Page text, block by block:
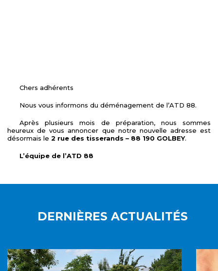
Chers adhérents
Nous vous informons du déménagement de l’ATD 88.
Après plusieurs mois de préparation, nous sommes
heureux de vous annoncer que notre nouvelle adresse est
désormais le 2 rue des tisserands – 88 190 GOLBEY.
L’équipe de l’ATD 88
DERNIÈRES ACTUALITÉS